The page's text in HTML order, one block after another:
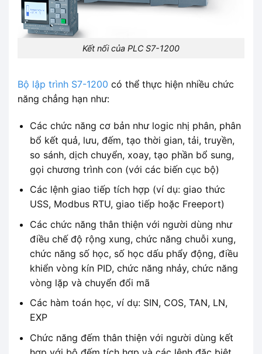
Kết nối của PLC S7-1200
Bộ lập trình S7-1200 có thể thực hiện nhiều chức
năng chẳng hạn như:
Các chức năng cơ bản như logic nhị phân, phân
bổ kết quả, lưu, đếm, tạo thời gian, tải, truyền,
so sánh, dịch chuyển, xoay, tạo phần bổ sung,
gọi chương trình con (với các biến cục bộ)
Các lệnh giao tiếp tích hợp (ví dụ: giao thức
USS, Modbus RTU, giao tiếp hoặc Freeport)
Các chức năng thân thiện với người dùng như
điều chế độ rộng xung, chức năng chuỗi xung,
chức năng số học, số học dấu phẩy động, điều
khiển vòng kín PID, chức năng nhảy, chức năng
vòng lặp và chuyển đổi mã
Các hàm toán học, ví dụ: SIN, COS, TAN, LN,
EXP
Chức năng đếm thân thiện với người dùng kết